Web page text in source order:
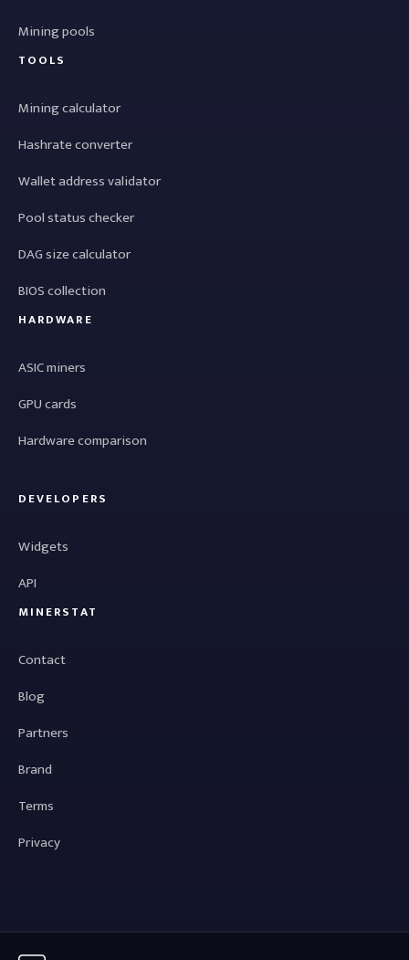
Mining pools
TOOLS
Mining calculator
Hashrate converter
Wallet address validator
Pool status checker
DAG size calculator
BIOS collection
HARDWARE
ASIC miners
GPU cards
Hardware comparison
DEVELOPERS
Widgets
API
MINERSTAT
Contact
Blog
Partners
Brand
Terms
Privacy